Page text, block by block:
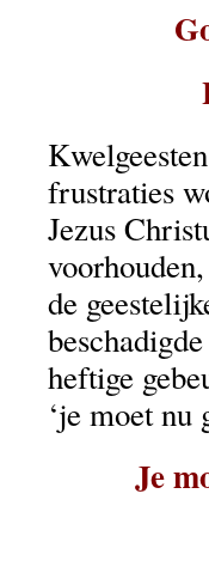
frustraties
Jezus
de
heftige
‘je moet nu
Je